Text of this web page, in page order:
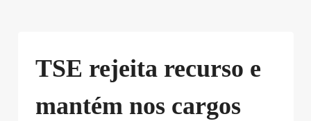
TSE rejeita recurso e
mantém nos cargos